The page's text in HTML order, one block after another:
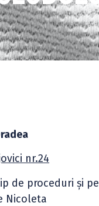
nr.24
de proceduri şi
Nicoleta